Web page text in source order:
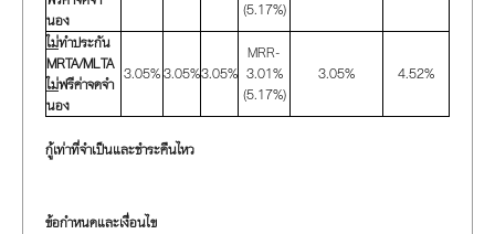
นอง
(5.17%)
ไม่ทำประกัน
MRTA/MLTA
ไม่ฟรีค่าจดจำ
นอง
3.05%3.05%3.05%
MRR-
3.01%
(5.17%)
3.05% 4.52%
กู้เท่าที่จำเป็นและชำระคืนไหว
ข้อกำหนดและเงื่อนไข